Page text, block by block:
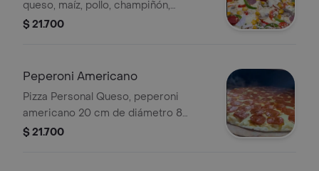
queso, maíz, pollo, champiñón,
chorizo, butifarra, cebolla 20 cm de
$ 21.700
Peperoni Americano
Pizza Personal Queso, peperoni
americano 20 cm de diámetro 8
porciones
$ 21.700